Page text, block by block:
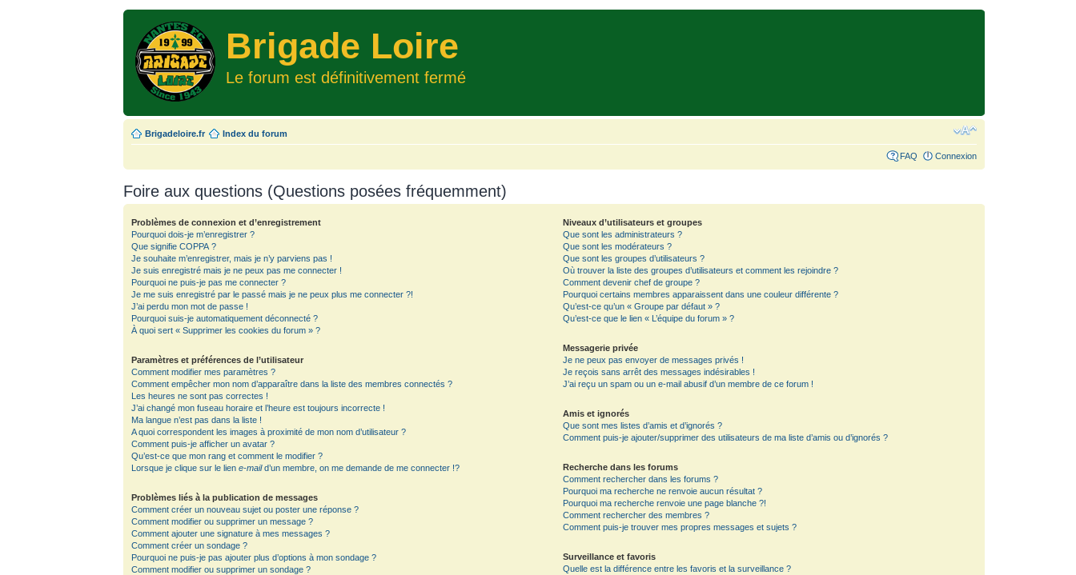
Brigade Loire
Le forum est définitivement fermé
Brigadeloire.fr Index du forum
FAQ Connexion
Foire aux questions (Questions posées fréquemment)
Problèmes de connexion et d’enregistrement
Pourquoi dois-je m’enregistrer ?
Que signifie COPPA ?
Je souhaite m’enregistrer, mais je n’y parviens pas !
Je suis enregistré mais je ne peux pas me connecter !
Pourquoi ne puis-je pas me connecter ?
Je me suis enregistré par le passé mais je ne peux plus me connecter ?!
J’ai perdu mon mot de passe !
Pourquoi suis-je automatiquement déconnecté ?
À quoi sert « Supprimer les cookies du forum » ?
Paramètres et préférences de l’utilisateur
Comment modifier mes paramètres ?
Comment empêcher mon nom d’apparaître dans la liste des membres connectés ?
Les heures ne sont pas correctes !
J’ai changé mon fuseau horaire et l’heure est toujours incorrecte !
Ma langue n’est pas dans la liste !
A quoi correspondent les images à proximité de mon nom d’utilisateur ?
Comment puis-je afficher un avatar ?
Qu’est-ce que mon rang et comment le modifier ?
Lorsque je clique sur le liene-maild’un membre, on me demande de me connecter !?
Problèmes liés à la publication de messages
Comment créer un nouveau sujet ou poster une réponse ?
Comment modifier ou supprimer un message ?
Comment ajouter une signature à mes messages ?
Comment créer un sondage ?
Pourquoi ne puis-je pas ajouter plus d’options à mon sondage ?
Comment modifier ou supprimer un sondage ?
Niveaux d’utilisateurs et groupes
Que sont les administrateurs ?
Que sont les modérateurs ?
Que sont les groupes d’utilisateurs ?
Où trouver la liste des groupes d’utilisateurs et comment les rejoindre ?
Comment devenir chef de groupe ?
Pourquoi certains membres apparaissent dans une couleur différente ?
Qu’est-ce qu’un « Groupe par défaut » ?
Qu’est-ce que le lien « L’équipe du forum » ?
Messagerie privée
Je ne peux pas envoyer de messages privés !
Je reçois sans arrêt des messages indésirables !
J’ai reçu un spam ou un e-mail abusif d’un membre de ce forum !
Amis et ignorés
Que sont mes listes d’amis et d’ignorés ?
Comment puis-je ajouter/supprimer des utilisateurs de ma liste d’amis ou d’ignorés ?
Recherche dans les forums
Comment rechercher dans les forums ?
Pourquoi ma recherche ne renvoie aucun résultat ?
Pourquoi ma recherche renvoie une page blanche ?!
Comment rechercher des membres ?
Comment puis-je trouver mes propres messages et sujets ?
Surveillance et favoris
Quelle est la différence entre les favoris et la surveillance ?